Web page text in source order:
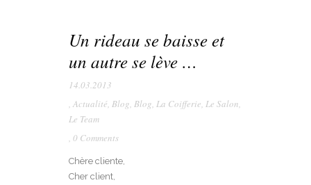
Un rideau se baisse et
un autre se lève …
14.03.2013
, Actualité, Blog, Blog, La Coifferie, Le Salon,
Le Team
, 0 Comments
Chère cliente,
Cher client,